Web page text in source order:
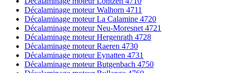
Décalaminage moteur Walhorn 4711
Décalaminage moteur La Calamine 4720
Décalaminage moteur Neu-Moresnet 4721
Décalaminage moteur Hergenrath 4728
Décalaminage moteur Raeren 4730
Décalaminage moteur Eynatten 4731
Décalaminage moteur Butgenbach 4750